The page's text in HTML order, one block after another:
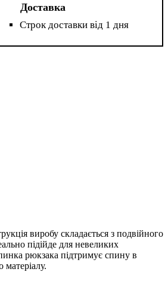
Доставка
Строк доставки від 1 дня
виробу складається з подвійного
підійде для невеликих
рюкзака підтримує спину в